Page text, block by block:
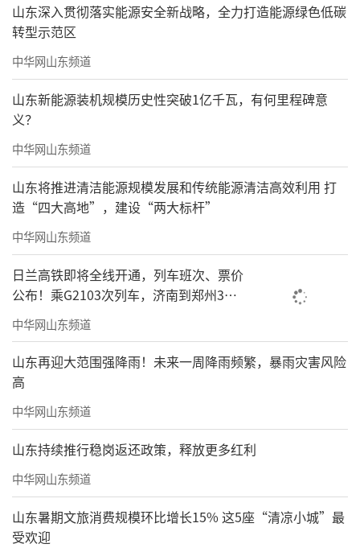
当然，这些县的消费实力不差！如江苏昆
山和张家港、福建晋江，随便拎一个县出来，
有的GDP都比一些省会城市还要高。
就拿昆山来说，根据“昆山发布”公开数
据分析得出，2025年，昆山县的生产总值为561
5.34亿元！这已经是昆山GDP连着4年超过5000
亿元了，稳坐百强县“榜一大哥”的位置。
而在昆山“一哥”的背后，还有六强“弟
弟”紧跟“大哥”后面，分别是江阴市、张家
港市、晋江市、慈溪市、长沙县、义乌市，都
是超2000亿的存在，实力也是不容小觑。
山东深入贯彻落实能源安全新战略，全力打造能源绿色低碳
转型示范区
中华网山东频道
山东新能源装机规模历史性突破1亿千瓦，有何里程碑意
义？
中华网山东频道
山东将推进清洁能源规模发展和传统能源清洁高效利用 打
造“四大高地”，建设“两大标杆”
中华网山东频道
日兰高铁即将全线开通，列车班次、票价
公布！乘G2103次列车，济南到郑州3小
时到达
中华网山东频道
山东再迎大范围强降雨！未来一周降雨频繁，暴雨灾害风险
高
中华网山东频道
山东持续推行稳岗返还政策，释放更多红利
中华网山东频道
山东暑期文旅消费规模环比增长15% 这5座“清凉小城”最
受欢迎